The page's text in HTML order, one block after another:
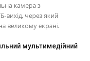
камера з
вихід, через який
великому екрані.
мультимедійний